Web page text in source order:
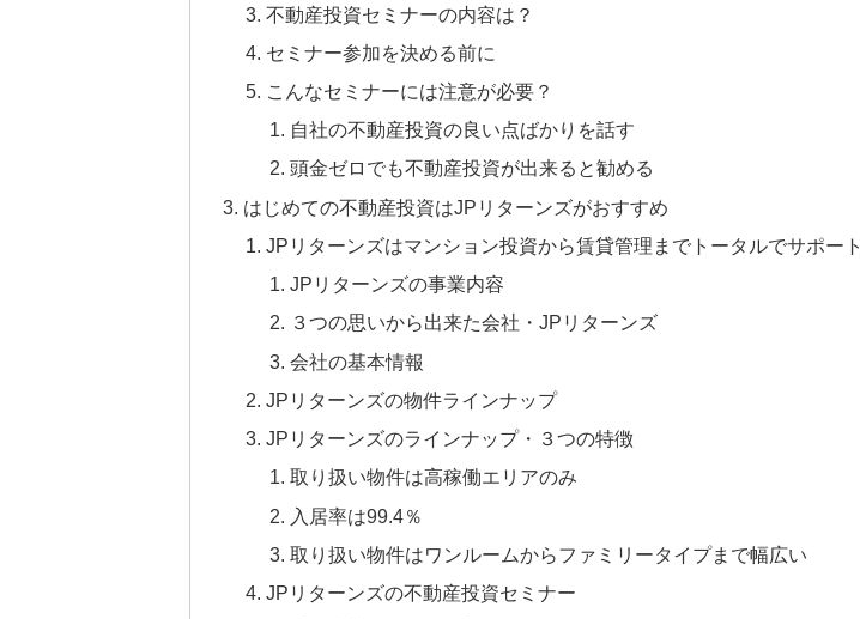
不動産投資セミナーの内容は？
セミナー参加を決める前に
こんなセミナーには注意が必要？
自社の不動産投資の良い点ばかりを話す
頭金ゼロでも不動産投資が出来ると勧める
はじめての不動産投資はJPリターンズがおすすめ
JPリターンズはマンション投資から賃貸管理までトータルでサポート
JPリターンズの事業内容
３つの思いから出来た会社・JPリターンズ
会社の基本情報
JPリターンズの物件ラインナップ
JPリターンズのラインナップ・３つの特徴
取り扱い物件は高稼働エリアのみ
入居率は99.4％
取り扱い物件はワンルームからファミリータイプまで幅広い
JPリターンズの不動産投資セミナー